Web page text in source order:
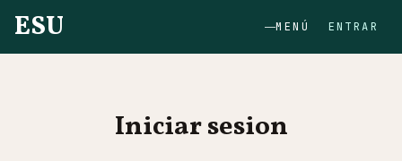
ESU MENÚ ENTRAR
Iniciar sesion